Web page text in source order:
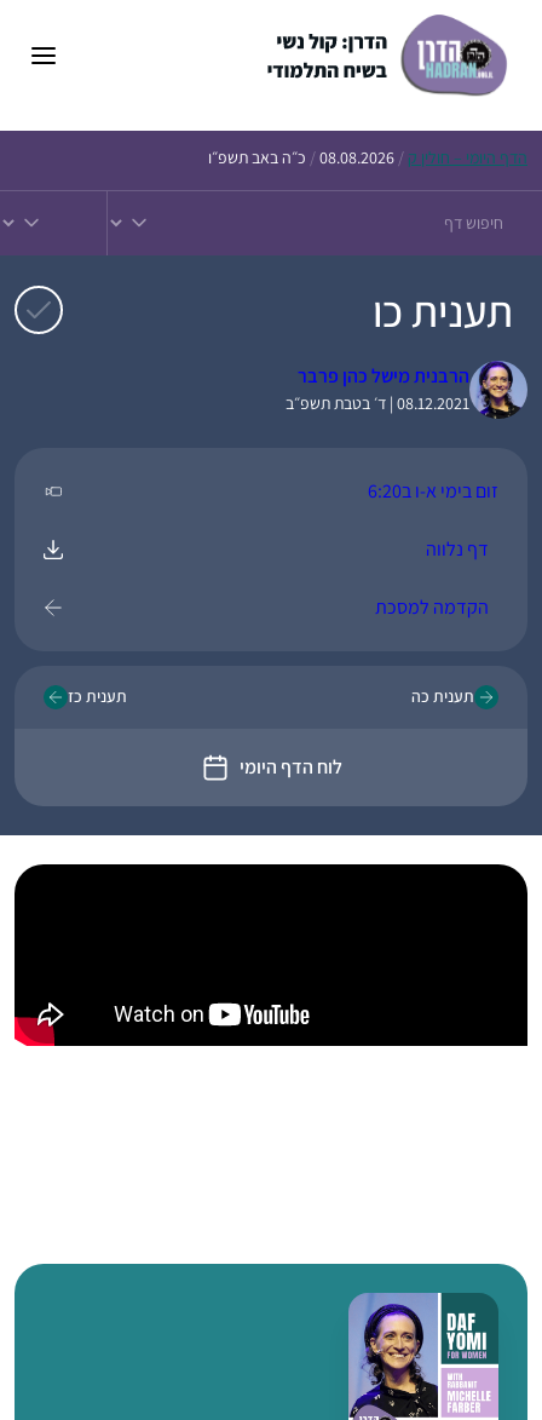
הדף היומי – חולין ק /
08.08.2026
/ כ״ה באב תשפ״ו
תענית כו
הרבנית מישל כהן פרבר
08.12.2021 | ד׳ בטבת תשפ״ב
זום בימי א-ו ב6:20
דף נלווה
הקדמה למסכת
תענית כה
לוח הדף היומי
תענית כז